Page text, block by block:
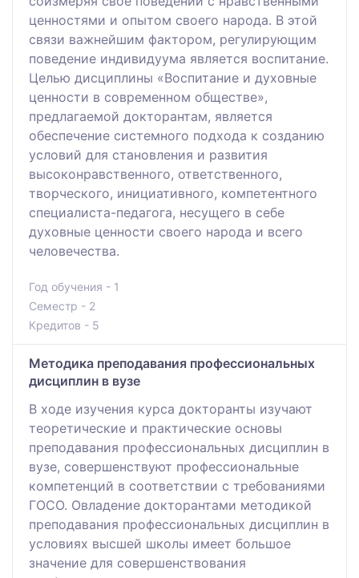
ценностями и опытом своего народа. В этой
связи важнейшим фактором, регулирующим
поведение индивидуума является воспитание.
Целью дисциплины «Воспитание и духовные
ценности в современном обществе»,
предлагаемой докторантам, является
обеспечение системного подхода к созданию
условий для становления и развития
высоконравственного, ответственного,
творческого, инициативного, компетентного
специалиста-педагога, несущего в себе
духовные ценности своего народа и всего
человечества.
Год обучения - 1
Семестр - 2
Кредитов - 5
Методика преподавания профессиональных
дисциплин в вузе
В ходе изучения курса докторанты изучают
теоретические и практические основы
преподавания профессиональных дисциплин в
вузе, совершенствуют профессиональные
компетенций в соответствии с требованиями
ГОСО. Овладение докторантами методикой
преподавания профессиональных дисциплин в
условиях высшей школы имеет большое
значение для совершенствования